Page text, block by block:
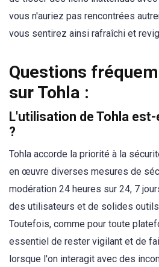
vous n'auriez pas rencontrées
vous sentirez ainsi rafraîchi et
Questions
sur Tohla :
L'utilisation de Tohla
?
Tohla accorde la priorité à la
en œuvre diverses mesures de
modération 24 heures sur 24, 7
des utilisateurs et de solides
Toutefois, comme pour toute
essentiel de rester vigilant et de
lorsque l'on interagit avec des